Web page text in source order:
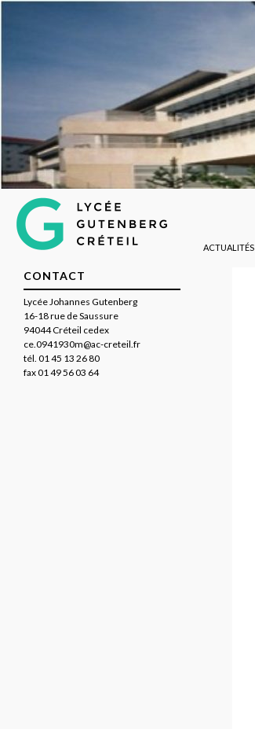
Lycée Gutenberg de Créteil
Recherche
ACTUALITÉS
CONTACT
Lycée Johannes Gutenberg
16-18 rue de Saussure
94044 Créteil cedex
ce.0941930m@ac-creteil.fr
tél. 01 45 13 26 80
fax 01 49 56 03 64